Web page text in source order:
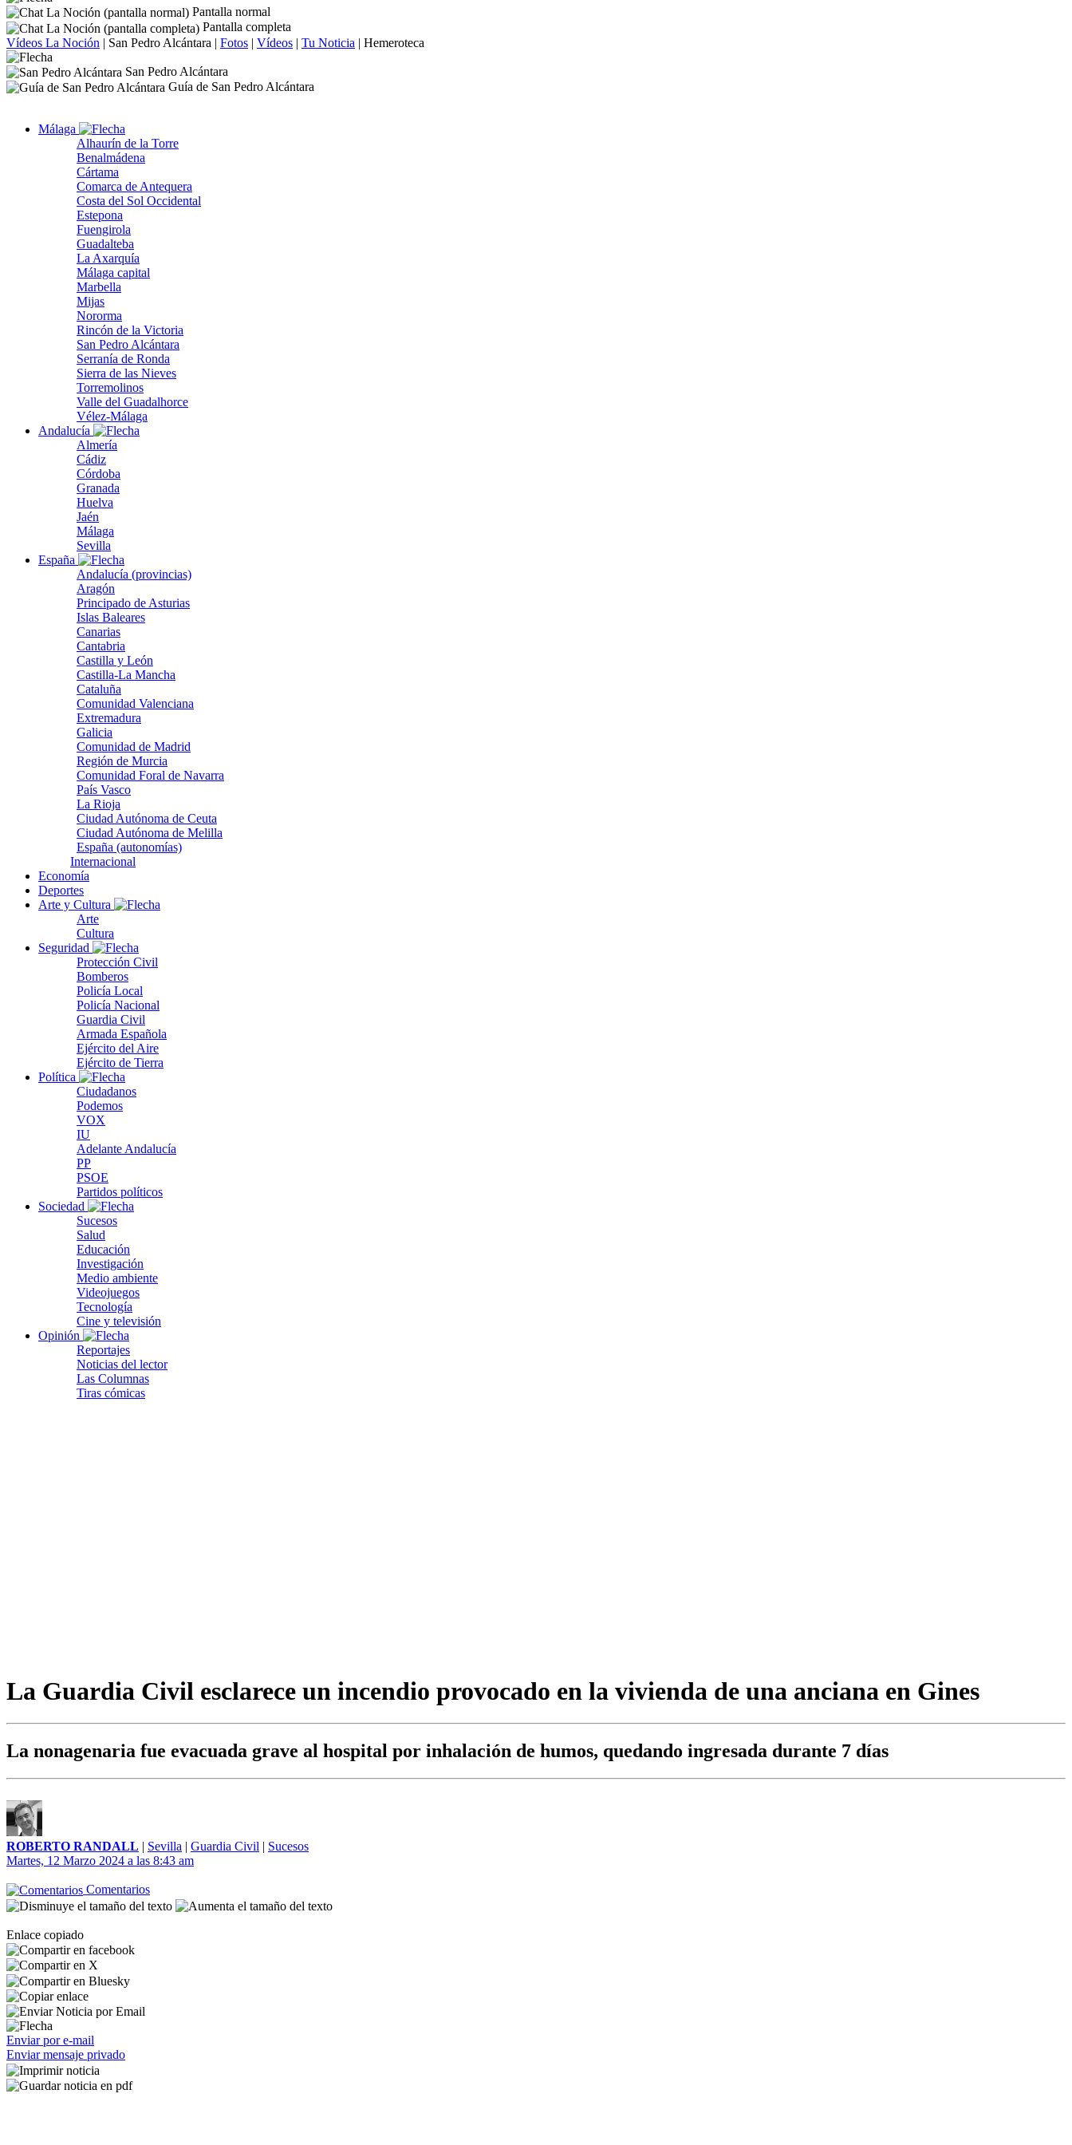
Pantalla normal
Pantalla completa
Vídeos La Noción | San Pedro Alcántara | Fotos | Vídeos | Tu Noticia | Hemeroteca
San Pedro Alcántara
Guía de San Pedro Alcántara
Málaga
Alhaurín de la Torre
Benalmádena
Cártama
Comarca de Antequera
Costa del Sol Occidental
Estepona
Fuengirola
Guadalteba
La Axarquía
Málaga capital
Marbella
Mijas
Nororma
Rincón de la Victoria
San Pedro Alcántara
Serranía de Ronda
Sierra de las Nieves
Torremolinos
Valle del Guadalhorce
Vélez-Málaga
Andalucía
Almería
Cádiz
Córdoba
Granada
Huelva
Jaén
Málaga
Sevilla
España
Andalucía (provincias)
Aragón
Principado de Asturias
Islas Baleares
Canarias
Cantabria
Castilla y León
Castilla-La Mancha
Cataluña
Comunidad Valenciana
Extremadura
Galicia
Comunidad de Madrid
Región de Murcia
Comunidad Foral de Navarra
País Vasco
La Rioja
Ciudad Autónoma de Ceuta
Ciudad Autónoma de Melilla
España (autonomías)
Internacional
Economía
Deportes
Arte y Cultura
Arte
Cultura
Seguridad
Protección Civil
Bomberos
Policía Local
Policía Nacional
Guardia Civil
Armada Española
Ejército del Aire
Ejército de Tierra
Política
Ciudadanos
Podemos
VOX
IU
Adelante Andalucía
PP
PSOE
Partidos políticos
Sociedad
Sucesos
Salud
Educación
Investigación
Medio ambiente
Videojuegos
Tecnología
Cine y televisión
Opinión
Reportajes
Noticias del lector
Las Columnas
Tiras cómicas
La Guardia Civil esclarece un incendio provocado en la vivienda de una anciana en Gines
La nonagenaria fue evacuada grave al hospital por inhalación de humos, quedando ingresada durante 7 días
ROBERTO RANDALL | Sevilla | Guardia Civil | Sucesos
Martes, 12 Marzo 2024 a las 8:43 am
Comentarios
Enlace copiado
Enviar por e-mail
Enviar mensaje privado